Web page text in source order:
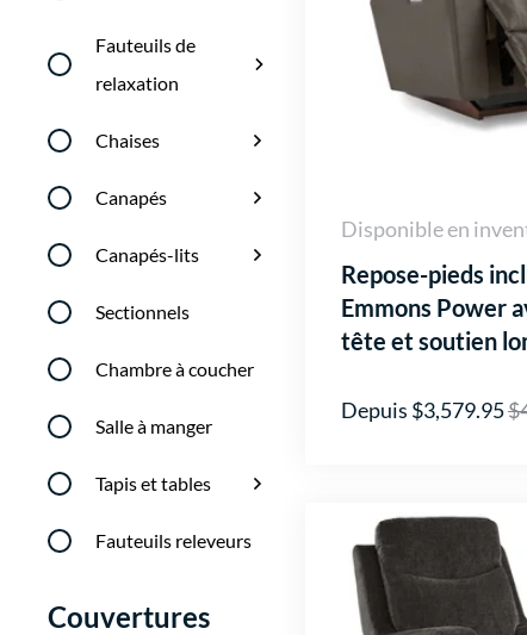
Fauteuils de
relaxation
Chaises
Canapés
Canapés-lits
Sectionnels
Chambre à coucher
Salle à manger
Tapis et tables
Fauteuils releveurs
Couvertures
Disponible en
Repose-pieds
Emmons Power
tête et soutien
Depuis $3,579.95